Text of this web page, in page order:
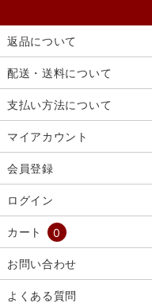
返品について
配送・送料について
支払い方法について
マイアカウント
会員登録
ログイン
カート 0
お問い合わせ
よくある質問